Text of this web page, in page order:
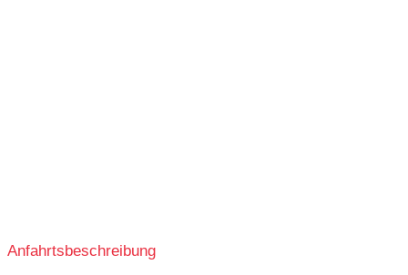
Anfahrtsbeschreibung